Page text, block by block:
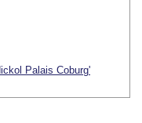
Palais Coburg'